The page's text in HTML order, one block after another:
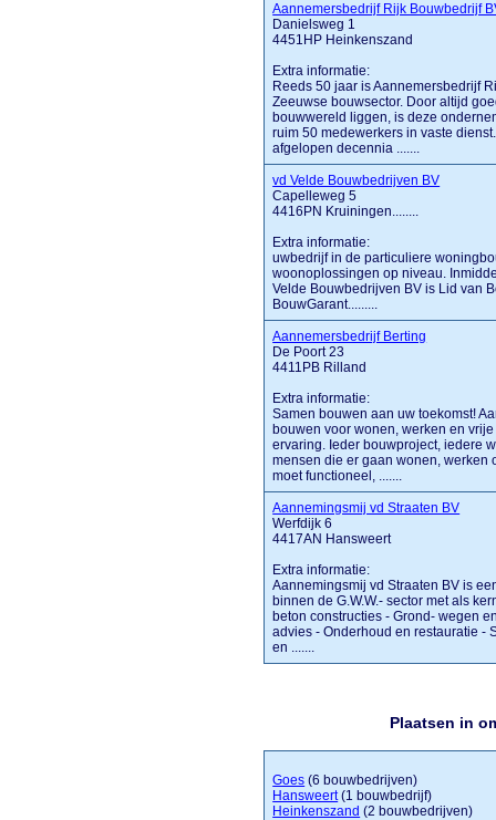
Aannemersbedrijf Rijk Bouwbedrijf
Danielsweg 1
4451HP Heinkenszand
Extra informatie:
Reeds 50 jaar is Aannemersbedrijf
Zeeuwse bouwsector. Door altijd
bouwwereld liggen, is deze
ruim 50 medewerkers in vaste
afgelopen decennia .......
vd Velde Bouwbedrijven BV
Capelleweg 5
4416PN Kruiningen........
Extra informatie:
uwbedrijf in de particuliere
woonoplossingen op niveau.
Velde Bouwbedrijven BV is Lid van
BouwGarant.........
Aannemersbedrijf Berting
De Poort 23
4411PB Rilland
Extra informatie:
Samen bouwen aan uw toekomst!
bouwen voor wonen, werken en
ervaring. Ieder bouwproject, iedere
mensen die er gaan wonen, werken
moet functioneel, .......
Aannemingsmij vd Straaten BV
Werfdijk 6
4417AN Hansweert
Extra informatie:
Aannemingsmij vd Straaten BV is
binnen de G.W.W.- sector met als
beton constructies - Grond- wegen
advies - Onderhoud en restauratie -
en .......
Plaatsen in
Goes (6 bouwbedrijven)
Hansweert(1 bouwbedrijf)
Heinkenszand (2 bouwbedrijven)